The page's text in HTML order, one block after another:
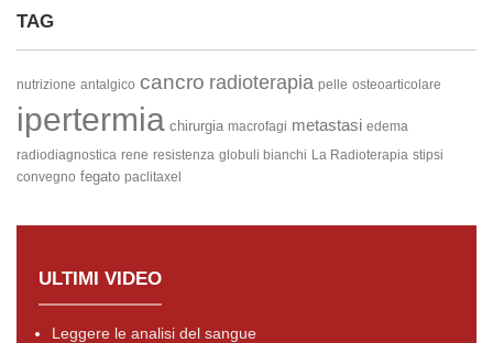
TAG
nutrizione antalgico cancro radioterapia pelle osteoarticolare
ipertermia chirurgia macrofagi metastasi edema
radiodiagnostica rene resistenza globuli bianchi La Radioterapia stipsi
convegno fegato paclitaxel
ULTIMI VIDEO
Leggere le analisi del sangue